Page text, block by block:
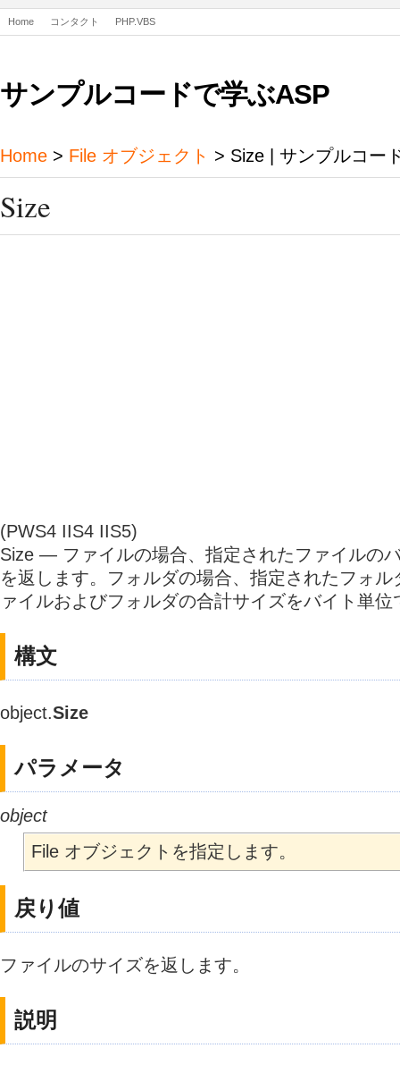
Home コンタクト PHP.VBS
サンプルコードで学ぶASP
Home > File オブジェクト > Size | サンプルコー
Size
(PWS4 IIS4 IIS5)
Size — ファイルの場合、指定されたファイルの
を返します。フォルダの場合、指定されたフォル
ァイルおよびフォルダの合計サイズをバイト単位
構文
object.Size
パラメータ
object
File オブジェクトを指定します。
戻り値
ファイルのサイズを返します。
説明